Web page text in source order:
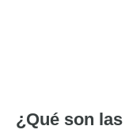
¿Qué son